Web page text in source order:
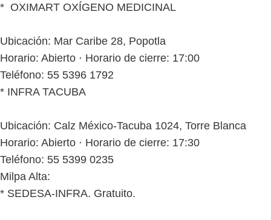
* OXIMART OXÍGENO MEDICINAL
Ubicación: Mar Caribe 28, Popotla
Horario: Abierto ⋅ Horario de cierre: 17:00
Teléfono: 55 5396 1792
* INFRA TACUBA
Ubicación: Calz México-Tacuba 1024, Torre Blanca
Horario: Abierto ⋅ Horario de cierre: 17:30
Teléfono: 55 5399 0235
Milpa Alta:
* SEDESA-INFRA. Gratuito.